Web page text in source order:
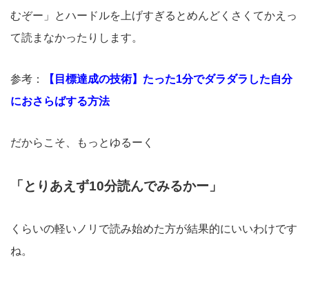
むぞー」とハードルを上げすぎるとめんどくさくてかえっ
て読まなかったりします。
参考：
【目標達成の技術】たった1分でダラダラした自分
におさらばする方法
だからこそ、もっとゆるーく
「とりあえず10分読んでみるかー」
くらいの軽いノリで読み始めた方が結果的にいいわけです
ね。